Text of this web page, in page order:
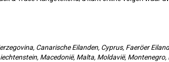
Canarische Eilanden, Cyprus, Faeröer
Macedonië, Malta, Moldavië, Montenegro,